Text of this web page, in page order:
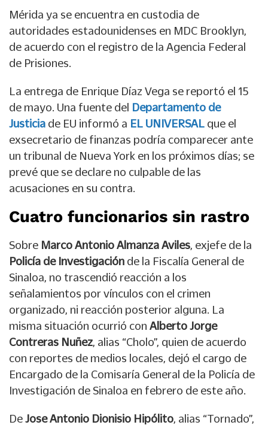
Mérida ya se encuentra en custodia de
autoridades estadounidenses en MDC Brooklyn,
de acuerdo con el registro de la Agencia Federal
de Prisiones.
La entrega de Enrique Díaz Vega se reportó el 15
de mayo. Una fuente del Departamento de
Justicia de EU informó a EL UNIVERSAL que el
exsecretario de finanzas podría comparecer ante
un tribunal de Nueva York en los próximos días; se
prevé que se declare no culpable de las
acusaciones en su contra.
Cuatro funcionarios sin rastro
Sobre Marco Antonio Almanza Aviles, exjefe de la
Policía de Investigación de la Fiscalía General de
Sinaloa, no trascendió reacción a los
señalamientos por vínculos con el crimen
organizado, ni reacción posterior alguna. La
misma situación ocurrió con Alberto Jorge
Contreras Nuñez, alias “Cholo”, quien de acuerdo
con reportes de medios locales, dejó el cargo de
Encargado de la Comisaría General de la Policía de
Investigación de Sinaloa en febrero de este año.
De Jose Antonio Dionisio Hipólito, alias “Tornado”,